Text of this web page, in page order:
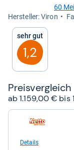
von
Sternen
60
Her­stel­ler: Viron
Sehr gut
1,2
Preis­ver­gleich
ab 1.159,00 € bis
Netto-
Details